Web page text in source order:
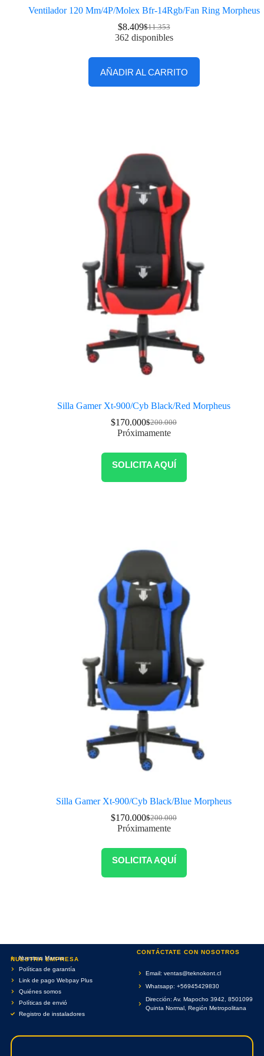
Ventilador 120 Mm/4P/Molex Bfr-14Rgb/Fan Ring Morpheus
$11.353
$8.409
362 disponibles
AÑADIR AL CARRITO
Silla Gamer Xt-900/Cyb Black/Red Morpheus
$200.000
$170.000
Próximamente
SOLICITA AQUÍ
Silla Gamer Xt-900/Cyb Black/Blue Morpheus
$200.000
$170.000
Próximamente
SOLICITA AQUÍ
NUESTRA EMPRESA
Nuestras Marcas
Políticas de garantía
Link de pago Webpay Plus
Quiénes somos
Políticas de envió
Registro de instaladores
CONTÁCTATE CON NOSOTROS
Email: ventas@teknokont.cl
Whatsapp: +56945429830
Dirección: Av. Mapocho 3942, 8501099
Quinta Normal, Región Metropolitana